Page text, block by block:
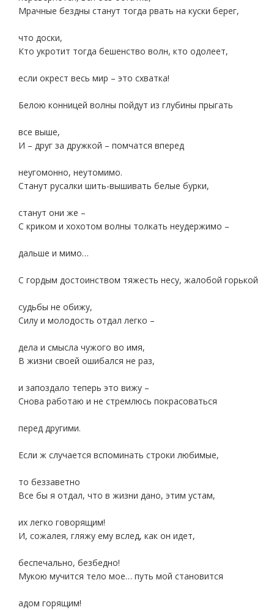
Мрачные бездны станут тогда рвать на куски берег,
что доски,
Кто укротит тогда бешенство волн, кто одолеет,
если окрест весь мир – это схватка!
Белою конницей волны пойдут из глубины прыгать
все выше,
И – друг за дружкой – помчатся вперед
неугомонно, неутомимо.
Станут русалки шить-вышивать белые бурки,
станут они же –
С криком и хохотом волны толкать неудержимо –
дальше и мимо…
С гордым достоинством тяжесть несу, жалобой горькой
судьбы не обижу,
Силу и молодость отдал легко –
дела и смысла чужого во имя,
В жизни своей ошибался не раз,
и запоздало теперь это вижу –
Снова работаю и не стремлюсь покрасоваться
перед другими.
Если ж случается вспоминать строки любимые,
то беззаветно
Все бы я отдал, что в жизни дано, этим устам,
их легко говорящим!
И, сожалея, гляжу ему вслед, как он идет,
беспечально, безбедно!
Мукою мучится тело мое… путь мой становится
адом горящим!